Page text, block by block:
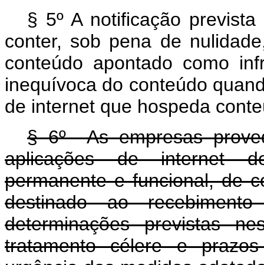
§ 5º A notificação
conter, sob pena de
conteúdo apontado como
inequívoca do conteúdo
de internet que hospeda
§ 6º As empresas
aplicações de internet
permanente e funcional, de
destinado ao
determinações previstas
tratamento célere e